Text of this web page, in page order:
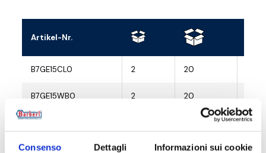
Consenso Dettagli Informazioni sui cookie
Artikel-Nr.
B7GE15CL0 2 20
B7GE15WB0 2 20
B7GE15BM0 G 1/2